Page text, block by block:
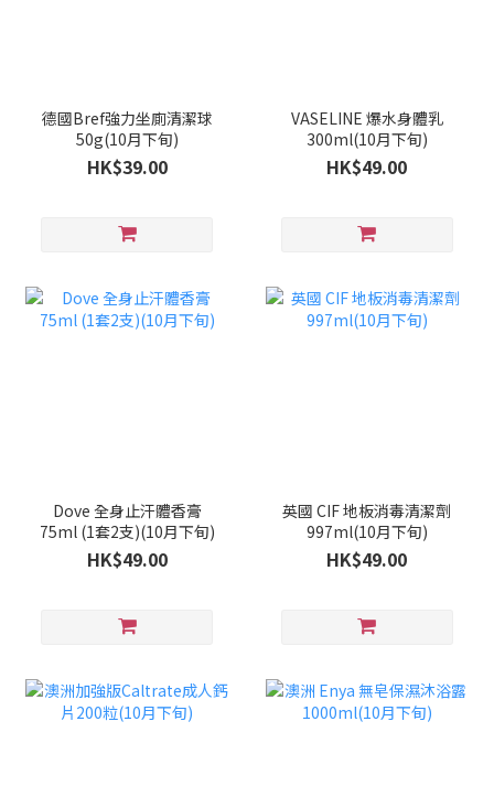
德國Bref強力坐廁清潔球
50g(10月下旬)
HK$39.00
VASELINE 爆水身體乳
300ml(10月下旬)
HK$49.00
Dove 全身止汗體香膏
75ml (1套2支)(10月下旬)
HK$49.00
英國 CIF 地板消毒清潔劑
997ml(10月下旬)
HK$49.00